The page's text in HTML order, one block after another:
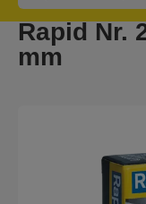
Rapid Nr.
mm